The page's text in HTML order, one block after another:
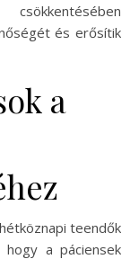
és erősítik
a
teendők
a páciensek